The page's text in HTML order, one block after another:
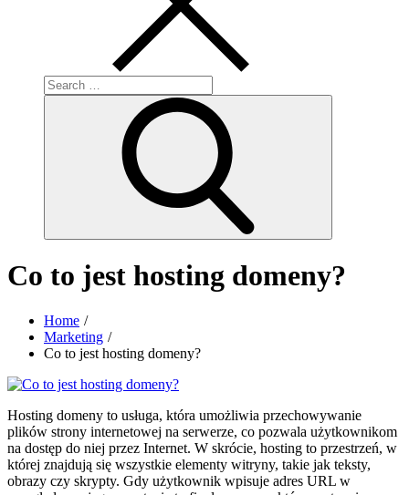
Search
for:
Co to jest hosting domeny?
Home
Marketing
Co to jest hosting domeny?
Hosting domeny to usługa, która umożliwia przechowywanie
plików strony internetowej na serwerze, co pozwala użytkownikom
na dostęp do niej przez Internet. W skrócie, hosting to przestrzeń, w
której znajdują się wszystkie elementy witryny, takie jak teksty,
obrazy czy skrypty. Gdy użytkownik wpisuje adres URL w